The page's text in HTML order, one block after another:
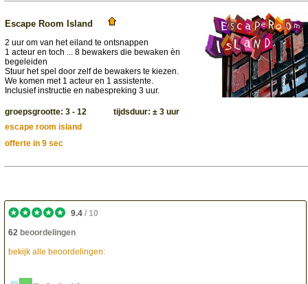
Escape Room Island
2 uur om van het eiland te ontsnappen
1 acteur en toch ... 8 bewakers die bewaken èn
begeleiden
Stuur het spel door zelf de bewakers te kiezen.
We komen met 1 acteur en 1 assistente.
Inclusief instructie en nabespreking 3 uur.
groepsgrootte: 3 - 12 tijdsduur: ± 3 uur
escape room island
offerte in 9 sec
9.4 / 10
62 beoordelingen
bekijk alle beoordelingen: